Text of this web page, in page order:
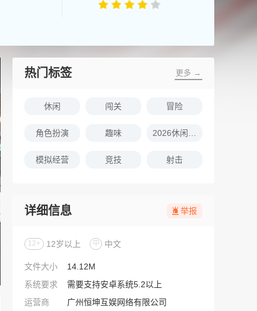
热门标签 更多 →
休闲 闯关 冒险
角色扮演 趣味
模拟经营 竞技 射击
详细信息 举报
12+ 12岁以上 中 中文
文件大小
14.12M
系统要求
需要支持安卓系统5.2以上
运营商
广州恒坤互娱网络有限公司